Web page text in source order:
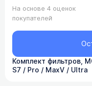
На основе 4 оценок
покупателей
Комплект фильтров,
S7 / Pro / MaxV / Ultra